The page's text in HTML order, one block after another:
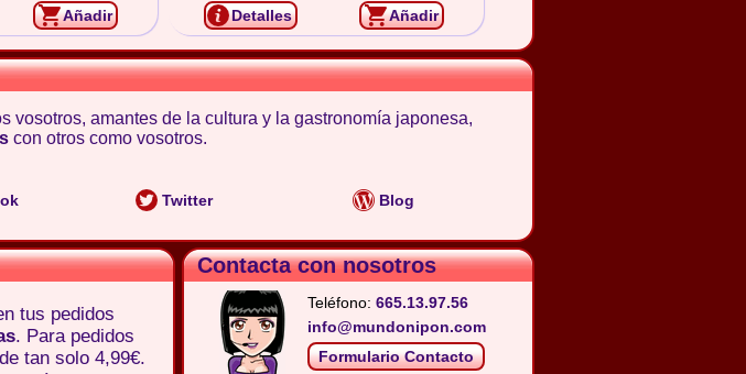
Añadir
Detalles
Añadir
vosotros, amantes de la cultura y la gastronomía japonesa,
con otros como vosotros.
Twitter Blog
tus pedidos
. Para pedidos
tan solo 4,99€.
Contacta con nosotros
Teléfono: 665.13.97.56
info@mundonipon.com
Formulario Contacto